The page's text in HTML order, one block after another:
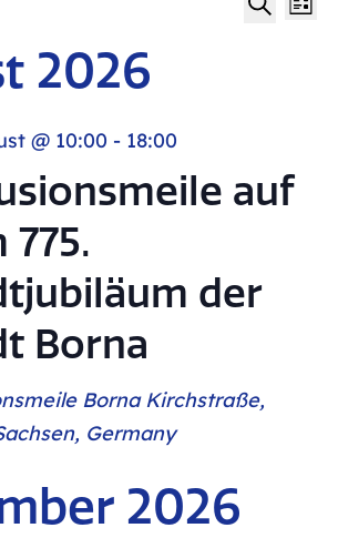
Liste
2026
auf
775.
der
Borna
@ 10:00 - 18:00
BornaKirchstraße,
Germany
2026